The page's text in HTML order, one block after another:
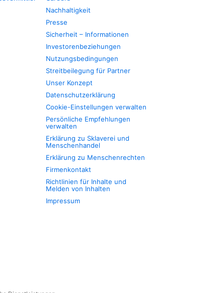
Nachhaltigkeit
Presse
Sicherheit – Informationen
Investorenbeziehungen
Nutzungsbedingungen
Streitbeilegung für Partner
Unser Konzept
Datenschutzerklärung
Cookie-Einstellungen verwalten
Persönliche Empfehlungen
verwalten
Erklärung zu Sklaverei und
Menschenhandel
Erklärung zu Menschenrechten
Firmenkontakt
Richtlinien für Inhalte und
Melden von Inhalten
Impressum